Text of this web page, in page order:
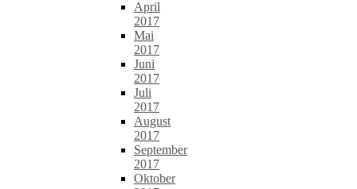
April
2017
Mai
2017
Juni
2017
Juli
2017
August
2017
September
2017
Oktober